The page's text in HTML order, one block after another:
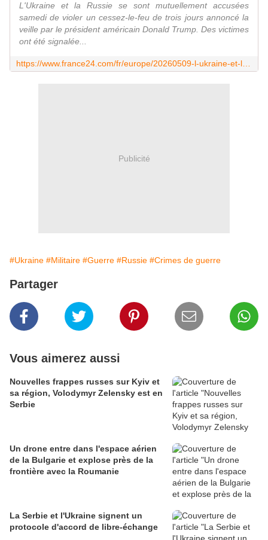
L'Ukraine et la Russie se sont mutuellement accusées
samedi de violer un cessez-le-feu de trois jours annoncé la
veille par le président américain Donald Trump. Des victimes
ont été signalée...
Publicité
#Ukraine #Militaire #Guerre #Russie #Crimes de guerre
Partager
Vous aimerez aussi
Nouvelles frappes russes sur Kyiv et
sa région, Volodymyr Zelensky est en
Serbie
Un drone entre dans l'espace aérien
de la Bulgarie et explose près de la
frontière avec la Roumanie
La Serbie et l'Ukraine signent un
protocole d'accord de libre-échange